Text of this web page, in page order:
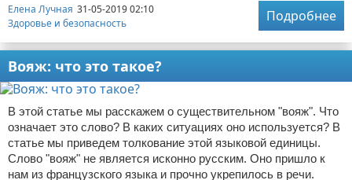
Елена Лучная 31-05-2019 02:10
Здоровье и безопасность
Подробнее
Вояж: что это такое?
В этой статье мы расскажем о существительном "вояж". Что
означает это слово? В каких ситуациях оно используется? В
статье мы приведем толкование этой языковой единицы.
Слово "вояж" не является исконно русским. Оно пришло к
нам из французского языка и прочно укрепилось в речи.